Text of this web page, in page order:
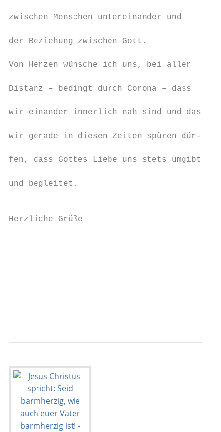
zwischen Menschen untereinander und
der Beziehung zwischen Gott.
Von Herzen wünsche ich uns, bei aller
Distanz – bedingt durch Corona – dass
wir einander innerlich nah sind und dass
wir gerade in diesen Zeiten spüren dür-
fen, dass Gottes Liebe uns stets umgibt
und begleitet.
Herzliche Grüße